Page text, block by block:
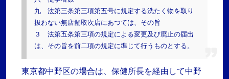
九 法第三条第三項第五号に規定する洗たく物を取り
扱わない無店舗取次店にあつては、その旨
３ 法第五条第三項の規定による変更及び廃止の届出
は、その旨を前二項の規定に準じて行うものとする。
東京都中野区の場合は、保健所長を経由して中野